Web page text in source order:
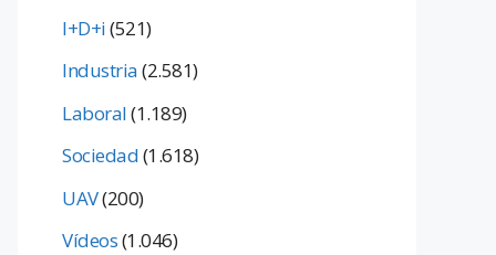
I+D+i(521)
Industria(2.581)
Laboral(1.189)
Sociedad(1.618)
UAV(200)
Vídeos(1.046)